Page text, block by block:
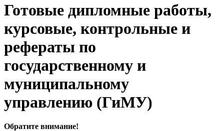
Готовые дипломные работы,
курсовые, контрольные и
рефераты по
государственному и
муниципальному
управлению (ГиМУ)
Обратите внимание!